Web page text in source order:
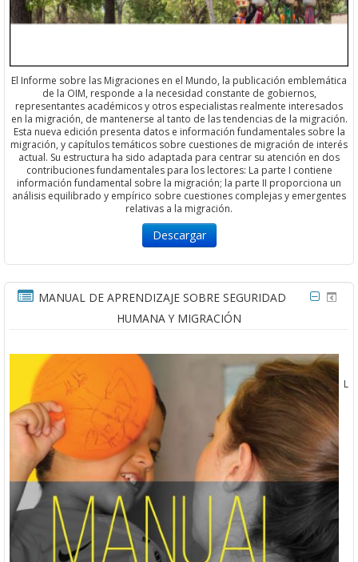
El Informe sobre las Migraciones en el Mundo, la publicación emblemática
de la OIM, responde a la necesidad constante de gobiernos,
representantes académicos y otros especialistas realmente interesados
en la migración, de mantenerse al tanto de las tendencias de la migración.
Esta nueva edición presenta datos e información fundamentales sobre la
migración, y capítulos temáticos sobre cuestiones de migración de interés
actual. Su estructura ha sido adaptada para centrar su atención en dos
contribuciones fundamentales para los lectores: La parte I contiene
información fundamental sobre la migración; la parte II proporciona un
análisis equilibrado y empírico sobre cuestiones complejas y emergentes
relativas a la migración.
Descargar
MANUAL DE APRENDIZAJE SOBRE SEGURIDAD
HUMANA Y MIGRACIÓN
L